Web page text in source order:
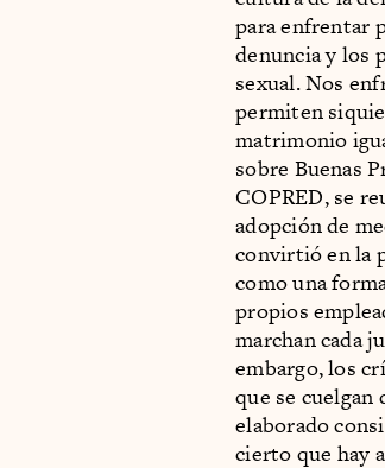
para enfrentar
denuncia y los
sexual. Nos
permiten
matrimonio
sobre Buenas
COPRED, se
adopción de
convirtió en la
como una
propios
marchan cada
embargo, los
que se cuelgan
elaborado
cierto que hay